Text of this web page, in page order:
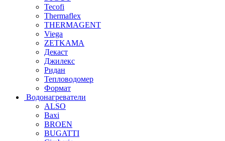
Tecofi
Thermaflex
THERMAGENT
Viega
ZETKAMA
Декаст
Джилекс
Ридан
Тепловодомер
Формат
Водонагреватели
ALSO
Baxi
BROEN
BUGATTI